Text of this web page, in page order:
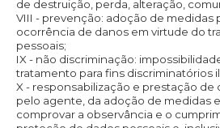
de destruição, perda, alteração,
VIII - prevenção: adoção de medidas
ocorrência de danos em virtude do
pessoais;
IX - não discriminação:
tratamento para fins discriminatórios
X - responsabilização e prestação de
pelo agente, da adoção de medidas
comprovar a observância e o